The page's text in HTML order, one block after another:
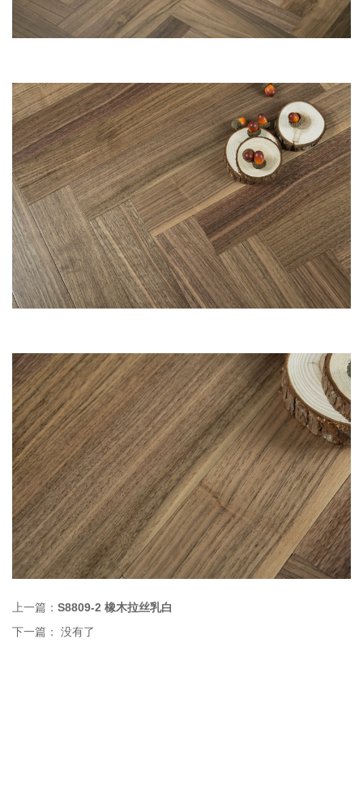
上一篇： S8809-2 橡木拉丝乳白
下一篇： 没有了